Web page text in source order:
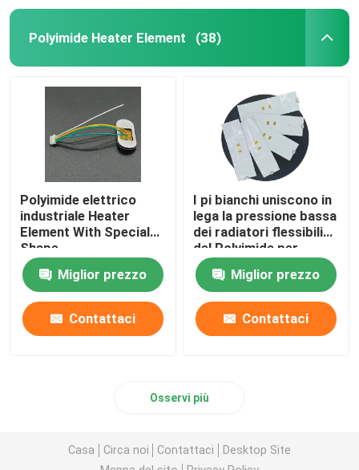
Polyimide Heater Element (38)
Polyimide elettrico
industriale Heater
Element With Special
Shape
Miglior prezzo
Contattaci
I pi bianchi uniscono in
lega la pressione bassa
dei radiatori flessibili
del Polyimide per
l'industriale di
estrazione mineraria di
energia
Miglior prezzo
Contattaci
Osservi più
Casa Circa noi Contattaci
Desktop Site